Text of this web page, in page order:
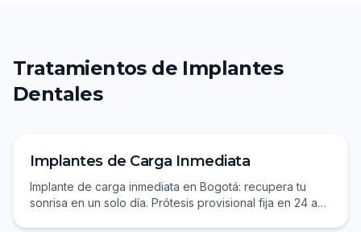
Tratamientos de Implantes
Dentales
Implantes de Carga Inmediata
Implante de carga inmediata en Bogotá: recupera tu
sonrisa en un solo día. Prótesis provisional fija en 24 a